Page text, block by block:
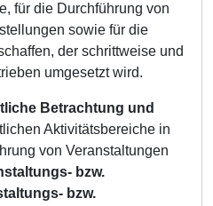
für die Durchführung von
sowie für die
der schrittweise und
umgesetzt wird.
Betrachtung und
Aktivitätsbereiche in
von Veranstaltungen
bzw.
bzw.